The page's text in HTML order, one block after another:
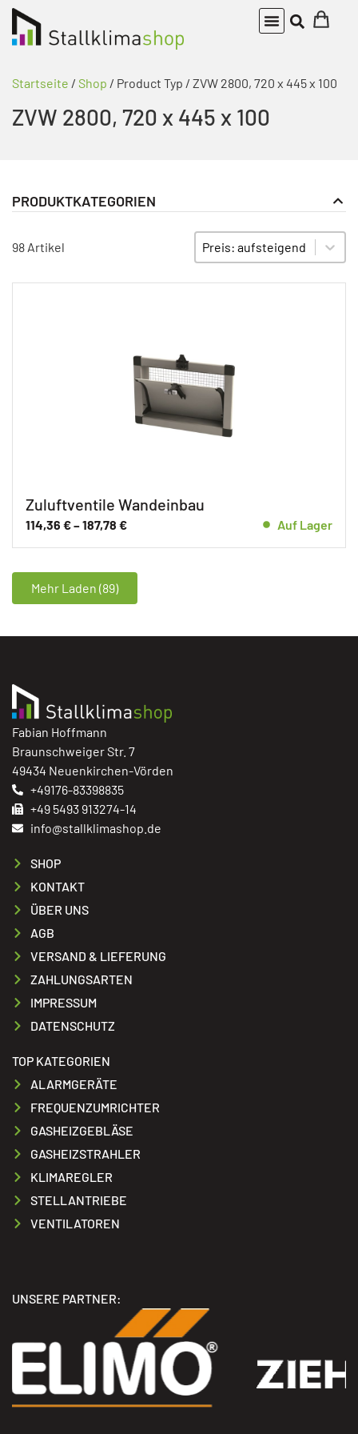
Startseite / Shop / Product Typ / ZVW 2800, 720 x 445 x 100
ZVW 2800, 720 x 445 x 100
PRODUKTKATEGORIEN
98 Artikel
SORTIEREN
Sort content
Zuluftventile Wandeinbau
114,36 €–187,78 € Auf Lager
Mehr Laden (89)
Fabian Hoffmann
Braunschweiger Str. 7
49434 Neuenkirchen-Vörden
+49176-83398835
+49 5493 913274-14
info@stallklimashop.de
SHOP
KONTAKT
ÜBER UNS
AGB
VERSAND & LIEFERUNG
ZAHLUNGSARTEN
IMPRESSUM
DATENSCHUTZ
TOP KATEGORIEN
ALARMGERÄTE
FREQUENZUMRICHTER
GASHEIZGEBLÄSE
GASHEIZSTRAHLER
KLIMAREGLER
STELLANTRIEBE
VENTILATOREN
UNSERE PARTNER: